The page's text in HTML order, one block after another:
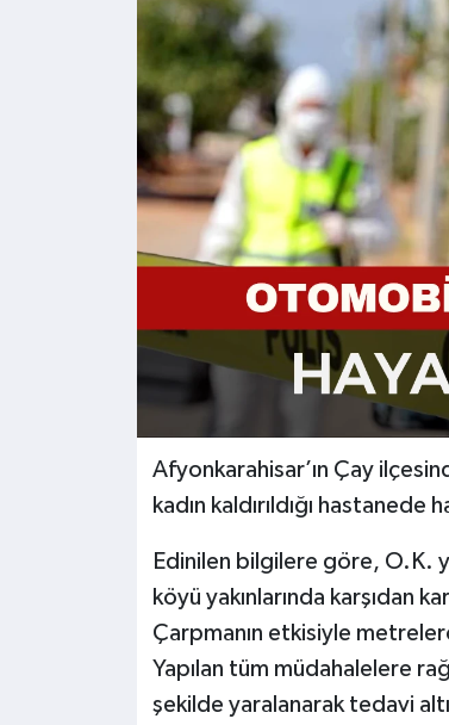
Afyonkarahisar’ın Çay
kadın kaldırıldığı hastanede
Edinilen bilgilere göre, O.K.
köyü yakınlarında karşıdan
Çarpmanın etkisiyle
Yapılan tüm müdahalelere
şekilde yaralanarak tedavi
Kültür - Sanat